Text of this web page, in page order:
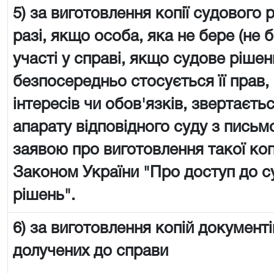
5) за виготовлення копії судового
разі, якщо особа, яка не бере (не
участі у справі, якщо судове
безпосередньо стосується її
інтересів чи обов'язків,
апарату відповідного суду з
заявою про виготовлення такої
Законом України "Про доступ до
рішень".
6) за виготовлення копій
долучених до справи